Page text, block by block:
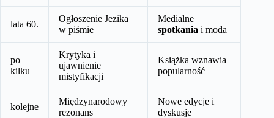
lata 60.
Ogłoszenie Jezika
w piśmie
Medialne
spotkania i moda
po
kilku
Krytyka i
ujawnienie
mistyfikacji
Książka wznawia
popularność
kolejne
Międzynarodowy
rezonans
Nowe edycje i
dyskusje